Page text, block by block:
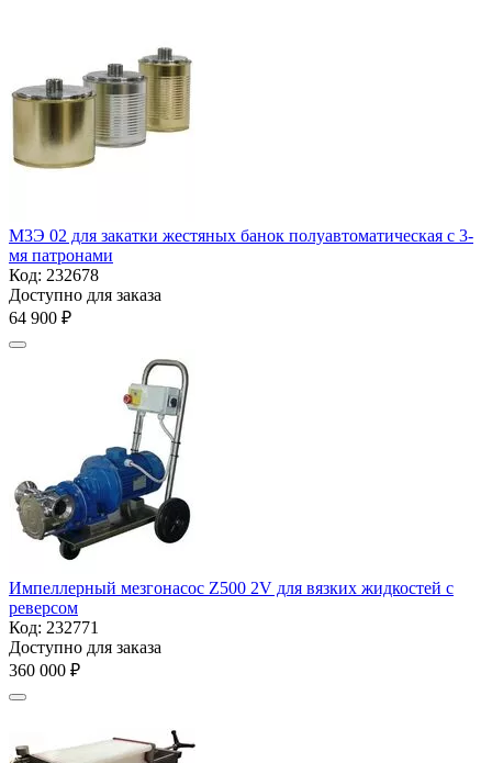
М3Э 02 для закатки жестяных банок полуавтоматическая с 3-
мя патронами
Код: 232678
Доступно для заказа
64 900 ₽
Импеллерный мезгонасос Z500 2V для вязких жидкостей с
реверсом
Код: 232771
Доступно для заказа
360 000 ₽